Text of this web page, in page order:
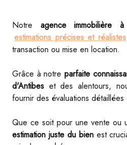
Notre agence immobilière
estimations précises et réalistes
transaction ou mise en location.
Grâce à notreparfaite
d'Antibes et des alentours,
fournir des évaluations
Que ce soit pour une vente ou
estimation juste du bienest